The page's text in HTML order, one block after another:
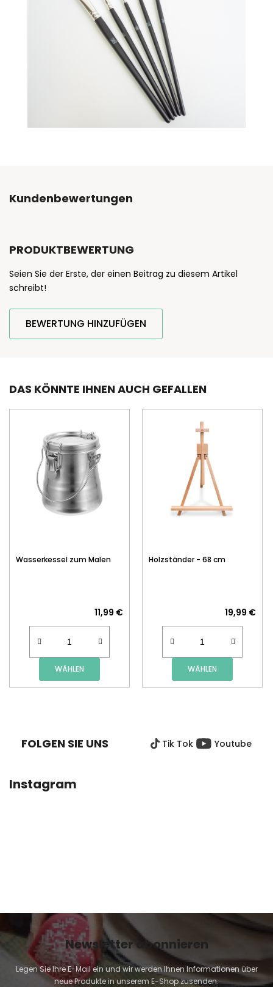
Kundenbewertungen
PRODUKTBEWERTUNG
Seien Sie der Erste, der einen Beitrag zu diesem Artikel
schreibt!
BEWERTUNG HINZUFÜGEN
DAS KÖNNTE IHNEN AUCH GEFALLEN
Wasserkessel zum Malen
11,99 €
WÄHLEN
Holzständer - 68 cm
19,99 €
WÄHLEN
FOLGEN SIE UNS Tik Tok Youtube
Instagram
Newsletter abonnieren
Legen Sie Ihre E-Mail ein und wir werden Ihnen Informationen über
neue Produkte in unserem E-Shop zusenden.